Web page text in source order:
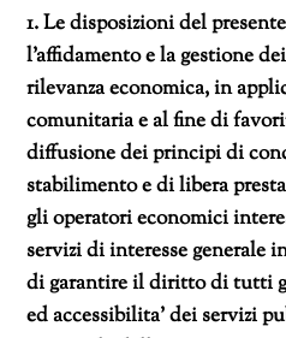
1. Le disposizioni del
l’affidamento e la gestione
rilevanza economica, in
comunitaria e al fine di
diffusione dei principi di
stabilimento e di libera
gli operatori economici
servizi di interesse generale
digarantire il diritto di tutti
ed accessibilita’ dei servizi